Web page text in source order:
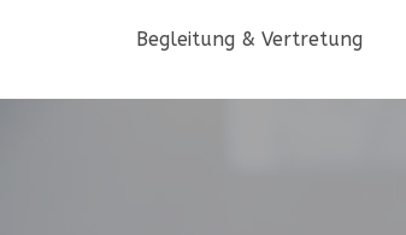
Begleitung & Vertretung